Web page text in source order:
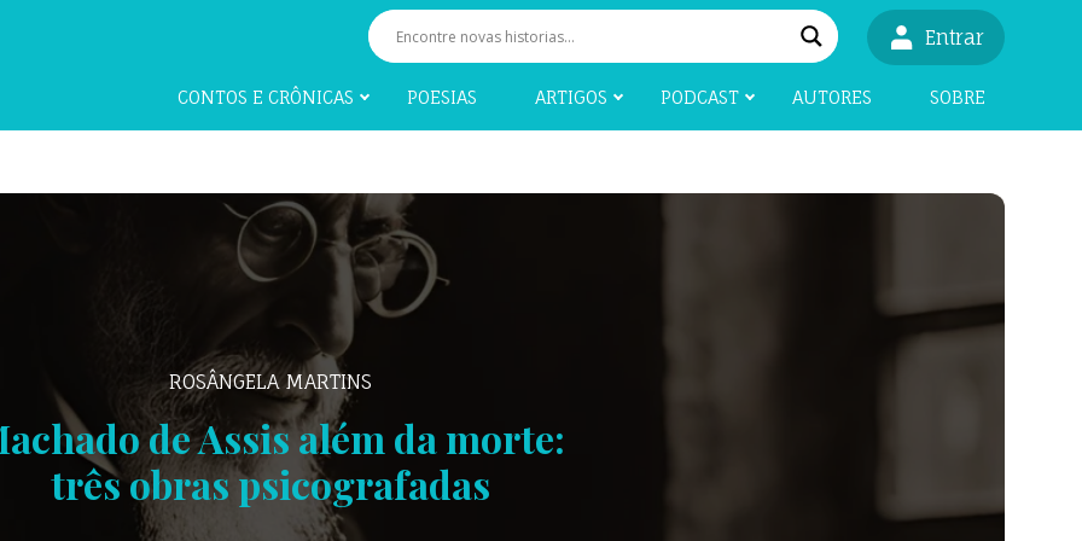
Entrar
CONTOS E CRÔNICAS POESIAS ARTIGOS PODCAST AUTORES SOBRE
ROSÂNGELA MARTINS
de Assis além da morte:
três obras psicografadas